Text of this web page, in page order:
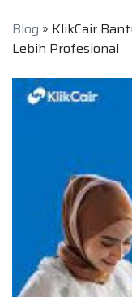
Blog » KlikCair
Lebih Profesional